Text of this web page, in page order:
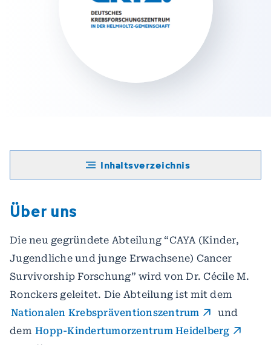
Inhaltsverzeichnis
Über uns
Die neu gegründete Abteilung “CAYA (Kinder,
Jugendliche und junge Erwachsene) Cancer
Survivorship Forschung” wird von Dr. Cécile M.
Ronckers geleitet. Die Abteilung ist mit dem
Nationalen Krebspräventionszentrum
und
dem Hopp-Kindertumorzentrum Heidelberg